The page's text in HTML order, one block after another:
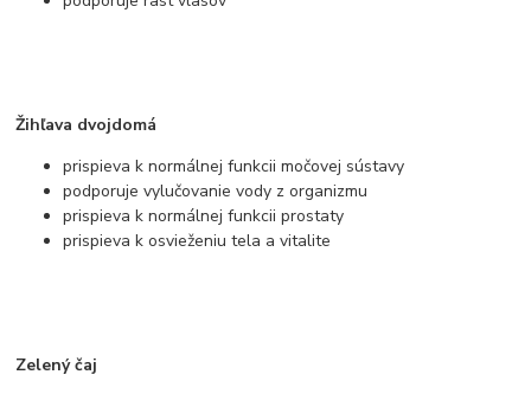
Žihľava dvojdomá
prispieva k normálnej funkcii močovej sústavy
podporuje vylučovanie vody z organizmu
prispieva k normálnej funkcii prostaty
prispieva k osvieženiu tela a vitalite
Zelený čaj